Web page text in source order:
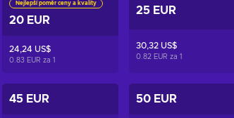
Nejlepší poměr ceny a kvality
20 EUR
24,24 US$
0.83 EUR za1
25 EUR
30,32 US$
0.82 EUR za1
45 EUR 50 EUR